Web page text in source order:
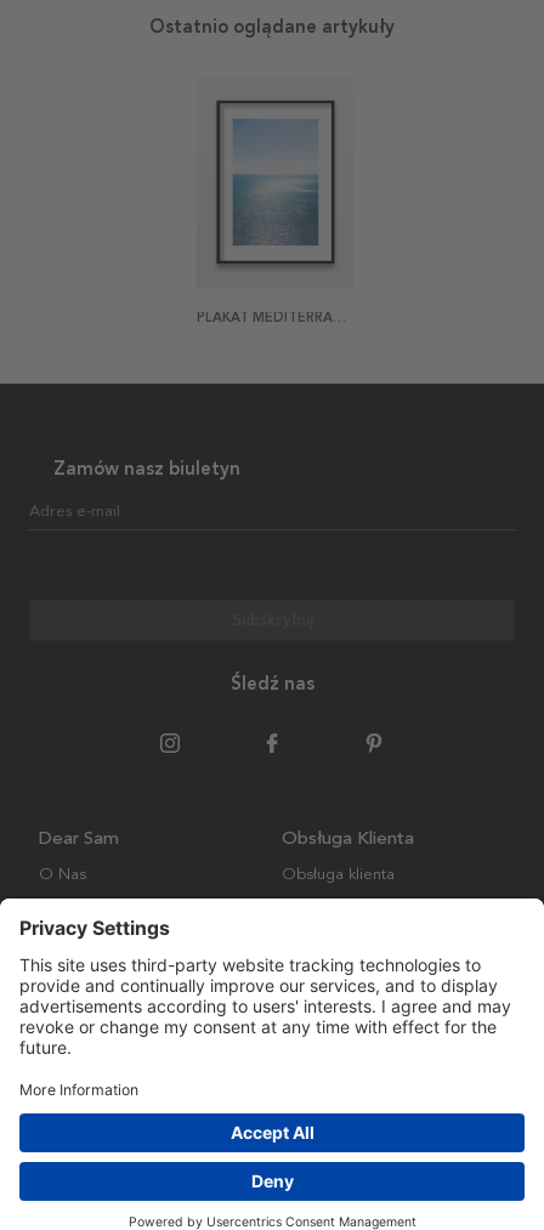
Ostatnio oglądane artykuły
PLAKAT MEDITERRANEA 3
Zamów nasz biuletyn
Adres e-mail
Śledź nas
Dear Sam
O Nas
Obsługa Klienta
Obsługa klienta
Wysyłka i Dostawa